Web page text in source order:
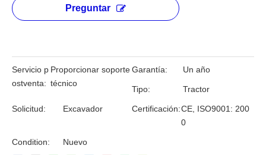
Preguntar
Servicio p
ostventa:
Proporcionar soporte
técnico
Garantía: Un año
Tipo: Tractor
Solicitud: Excavador Certificación:CE, ISO9001: 200
0
Condition: Nuevo